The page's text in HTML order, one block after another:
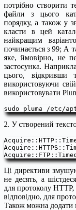
потрібно створити
файли з цього
порядку, а також у
класти в цей
найкращим
починається з 99; А
яке, ймовірно, не
застосунка.
цього, відкривши
використовуючи
використовувати
sudo pluma /etc/
2. У створений
Ці директиви
не десять, а
для протоколу
відповідно, для
Також можна додати